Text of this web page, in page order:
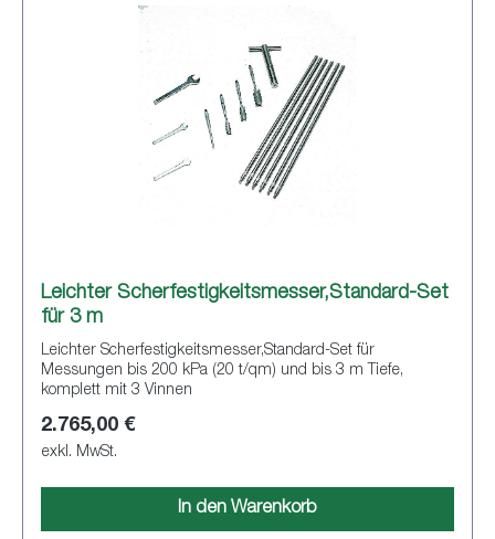
Leichter Scherfestigkeitsmesser,Standard-Set
für 3 m
Leichter Scherfestigkeitsmesser,Standard-Set für
Messungen bis 200 kPa (20 t/qm) und bis 3 m Tiefe,
komplett mit 3 Vinnen
2.765,00 €
exkl. MwSt.
In den Warenkorb